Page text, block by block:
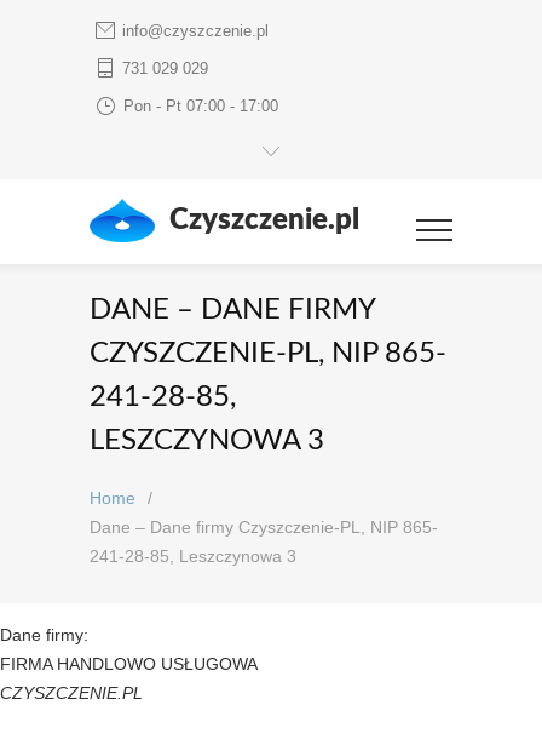
info@czyszczenie.pl
731 029 029
Pon - Pt 07:00 - 17:00
Czyszczenie.pl
DANE – DANE FIRMY
CZYSZCZENIE-PL, NIP 865-
241-28-85,
LESZCZYNOWA 3
Home
/
Dane – Dane firmy Czyszczenie-PL, NIP 865-
241-28-85, Leszczynowa 3
Dane firmy:
FIRMA HANDLOWO USŁUGOWA
CZYSZCZENIE.PL